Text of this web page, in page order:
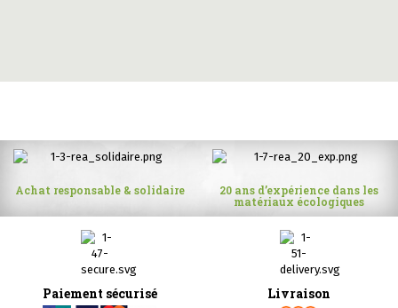
Achat responsable & solidaire
20 ans d’expérience dans les
matériaux écologiques
Paiement sécurisé Livraison